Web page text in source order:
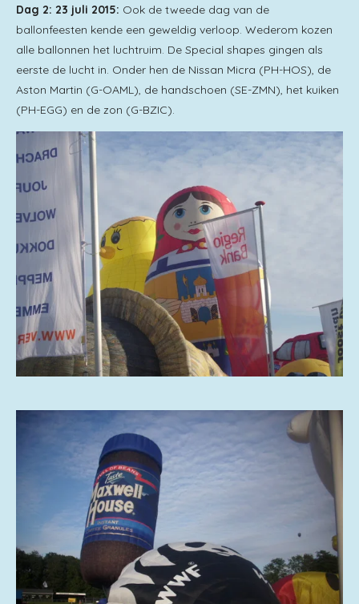
Dag 2: 23 juli 2015: Ook de tweede dag van de
ballonfeesten kende een geweldig verloop. Wederom kozen
alle ballonnen het luchtruim. De Special shapes gingen als
eerste de lucht in. Onder hen de Nissan Micra (PH-HOS), de
Aston Martin (G-OAML), de handschoen (SE-ZMN), het kuiken
(PH-EGG) en de zon (G-BZIC).